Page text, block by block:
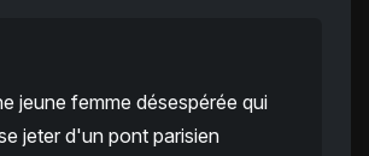
jeune femme désespérée qui
jeter d'un pont parisien